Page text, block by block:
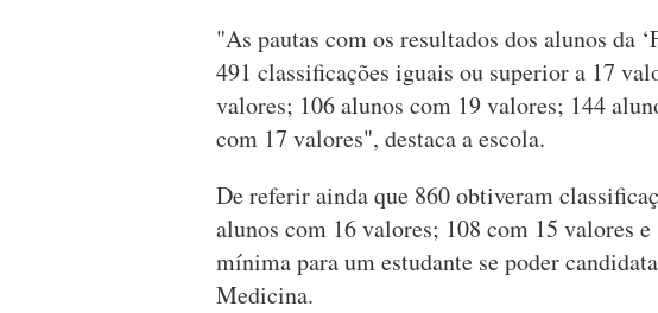
"As pautas com os resultados dos alunos da
491 classificações iguais ou superior a 17
valores; 106 alunos com 19 valores; 144
com 17 valores", destaca a escola.
De referir ainda que 860 obtiveram
alunos com 16 valores; 108 com 15 valores
mínima para um estudante se poder
Medicina.